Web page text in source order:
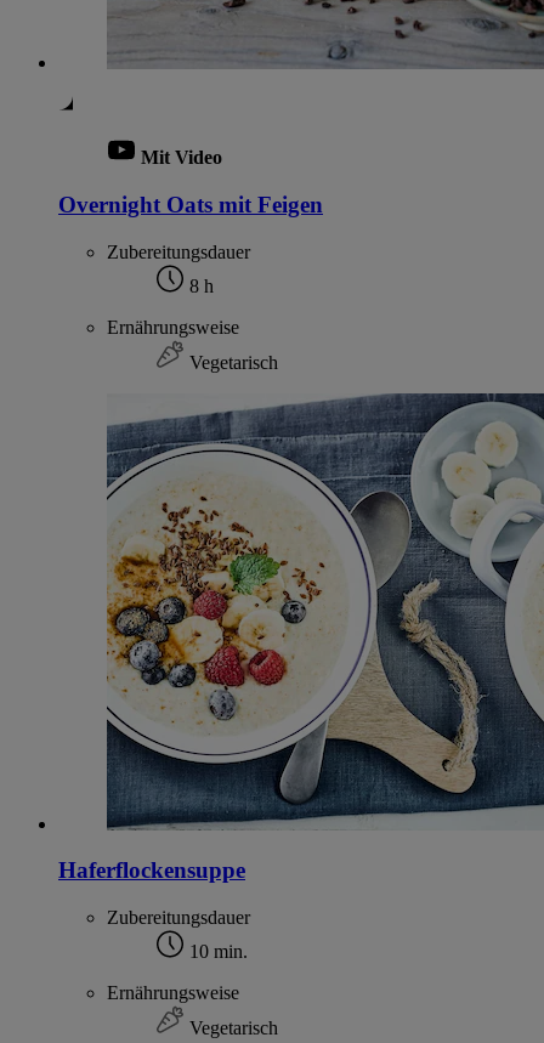
Mit Video
Overnight Oats mit Feigen
Zubereitungsdauer
8 h
Ernährungsweise
Vegetarisch
Haferflockensuppe
Zubereitungsdauer
10 min.
Ernährungsweise
Vegetarisch